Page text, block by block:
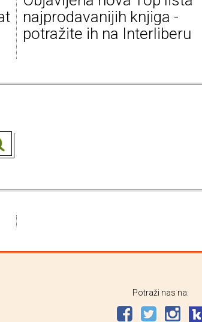
najprodavanijih knjiga -
potražite ih na Interliberu
Potraži nas na: